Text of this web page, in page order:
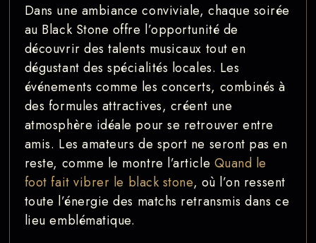
Dans une ambiance conviviale, chaque soirée
au Black Stone offre l’opportunité de
découvrir des talents musicaux tout en
dégustant des spécialités locales. Les
événements comme les concerts, combinés à
des formules attractives, créent une
atmosphère idéale pour se retrouver entre
amis. Les amateurs de sport ne seront pas en
reste, comme le montre l’article Quand le
foot fait vibrer le black stone, où l’on ressent
toute l’énergie des matchs retransmis dans ce
lieu emblématique.